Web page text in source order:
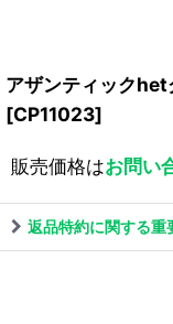
アザンティック
[CP11023]
販売価格はお問い
返品特約に関する重